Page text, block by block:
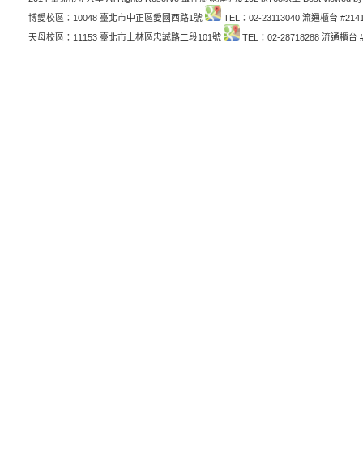
博愛校區：10048 臺北市中正區愛國西路1號
TEL：02-23113040 流通櫃台
天母校區：11153 臺北市士林區忠誠路二段101號
TEL：02-28718288 流通櫃台